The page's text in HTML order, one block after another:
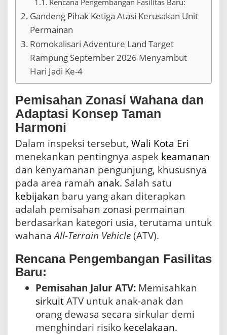
u
r
a
n
d
Rencana Pengembangan Fasilitas Baru:
Gandeng Pihak Ketiga Atasi Kerusakan Unit
Permainan
Romokalisari Adventure Land Target
Rampung September 2026 Menyambut
Hari Jadi Ke-4
Pemisahan Zonasi Wahana dan
Adaptasi Konsep Taman
Harmoni
Dalam inspeksi tersebut, Wali Kota Eri
menekankan pentingnya aspek keamanan
dan kenyamanan pengunjung, khususnya
pada area ramah anak. Salah satu
kebijakan baru yang akan diterapkan
adalah pemisahan zonasi permainan
berdasarkan kategori usia, terutama untuk
wahanaAll-Terrain Vehicle(ATV).
Rencana Pengembangan Fasilitas
Baru:
Pemisahan Jalur ATV: Memisahkan
sirkuitATV untuk anak-anak dan
orang dewasa secara sirkular demi
menghindari risiko kecelakaan.